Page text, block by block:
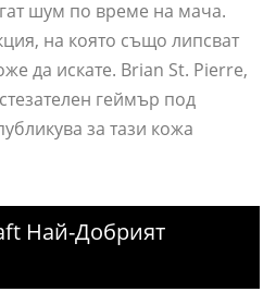
шум по време на мача.
на която също липсват
да искате. Brian St. Pierre,
геймър под
за тази кожа
Най-Добрият